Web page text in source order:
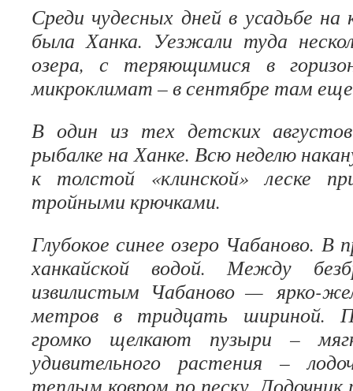
Среди чудесных дней в усадьбе
была Ханка. Уезжали туда
озера, с теряющимися в
микроклимат – в сентябре там
В один из тех детских
рыбалке на Ханке. Всю неделю
к толстой «клинской» леске
тройными крючками.
Глубокое синее озеро Чабаново. В
ханкайской водой. Между
извилистым Чабаново — ярко-
метров в тридцать шириной.
громко щелкают пузыри –
удивительного растения –
теплым ковром по песку. Лодочник